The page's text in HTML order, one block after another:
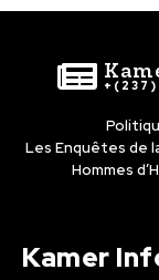
+(237)
Les Enquêtes de
Hommes
Kamer